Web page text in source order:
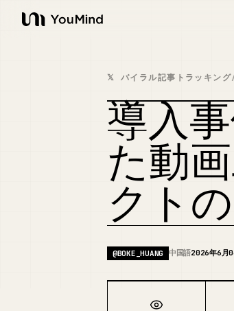
YouMind
𝕏 バイラル記事トラッキング
導入事
た動
クト
@BOKE_HUANG 中国語2026年6月